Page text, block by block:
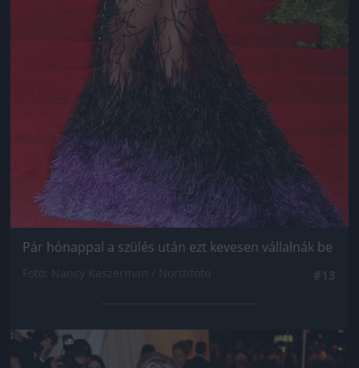
Pár hónappal a szülés után ezt kevesen vállalnák be
Jön még kép!